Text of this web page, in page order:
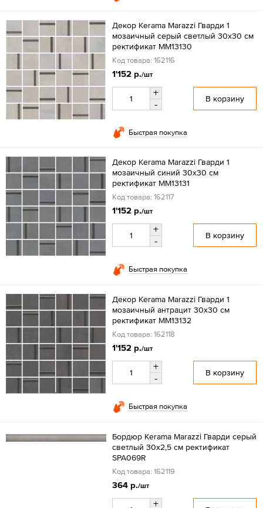
Декор Kerama Marazzi Гварди 1
мозаичный серый светлый 30x30 см
ректификат MM13130
Код товара: 162116
1'152 р./шт
+
-
В корзину
Быстрая покупка
Декор Kerama Marazzi Гварди 1
мозаичный синий 30x30 см
ректификат MM13131
Код товара: 162117
1'152 р./шт
+
-
В корзину
Быстрая покупка
Декор Kerama Marazzi Гварди 1
мозаичный антрацит 30x30 см
ректификат MM13132
Код товара: 162118
1'152 р./шт
+
-
В корзину
Быстрая покупка
Бордюр Kerama Marazzi Гварди серый
светлый 30х2,5 см ректификат
SPA069R
Код товара: 162119
364 р./шт
+